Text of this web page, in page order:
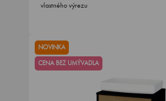
vlastného výrezu
NOVINKA
CENA BEZ UMÝVADLA